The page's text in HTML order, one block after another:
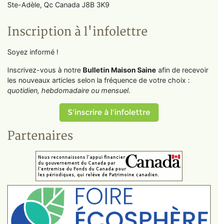
Ste-Adèle, Qc Canada J8B 3K9
Inscription à l'infolettre
Soyez informé !
Inscrivez-vous à notre Bulletin Maison Saine afin de recevoir
les nouveaux articles selon la fréquence de votre choix :
quotidien, hebdomadaire ou mensuel.
S'inscrire à l'infolettre
Partenaires